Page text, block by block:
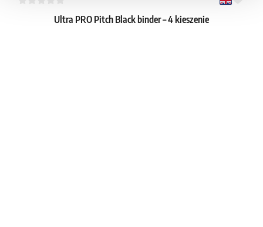
Ultra PRO Pitch Black binder – 4 kieszenie